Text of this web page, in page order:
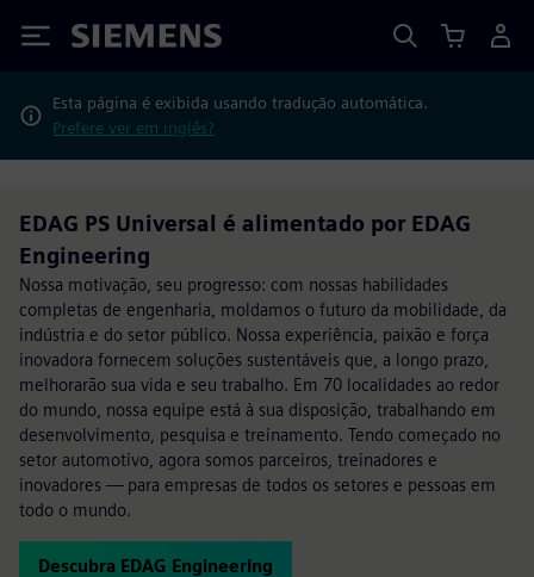
Siemens
Esta página é exibida usando tradução automática.
Prefere ver em inglês?
EDAG PS Universal é alimentado por EDAG
Engineering
Nossa motivação, seu progresso: com nossas habilidades
completas de engenharia, moldamos o futuro da mobilidade, da
indústria e do setor público. Nossa experiência, paixão e força
inovadora fornecem soluções sustentáveis que, a longo prazo,
melhorarão sua vida e seu trabalho. Em 70 localidades ao redor
do mundo, nossa equipe está à sua disposição, trabalhando em
desenvolvimento, pesquisa e treinamento. Tendo começado no
setor automotivo, agora somos parceiros, treinadores e
inovadores — para empresas de todos os setores e pessoas em
todo o mundo.
Descubra EDAG Engineering